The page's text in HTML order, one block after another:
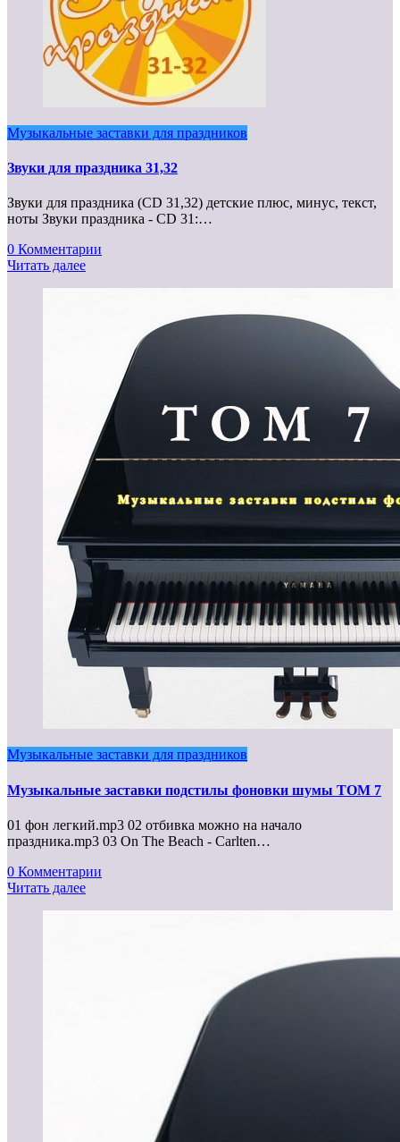
Музыкальные заставки для праздников
Звуки для праздника 31,32
Звуки для праздника (CD 31,32) детские плюс, минус, текст,
ноты Звуки праздника - CD 31:…
0 Комментарии
Читать далее
Музыкальные заставки для праздников
Музыкальные заставки подстилы фоновки шумы ТОМ 7
01 фон легкий.mp3 02 отбивка можно на начало
праздника.mp3 03 On The Beach - Carlten…
0 Комментарии
Читать далее